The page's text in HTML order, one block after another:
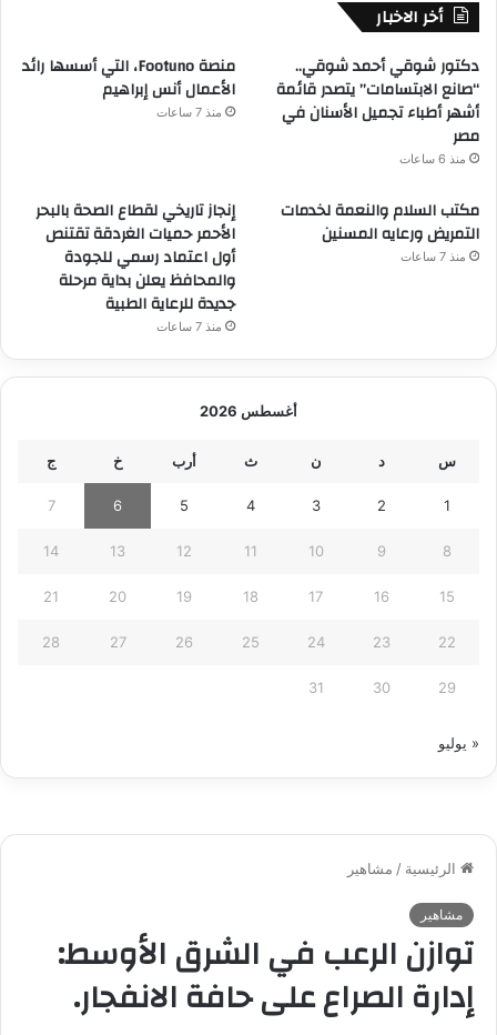
أخر الاخبار
دكتور شوقي أحمد شوقي..
“صانع الابتسامات” يتصدر قائمة
أشهر أطباء تجميل الأسنان في
مصر
منذ 6 ساعات
منصة Footuno، التي أسسها رائد
الأعمال أنس إبراهيم
منذ 7 ساعات
مكتب السلام والنعمة لخدمات
التمريض ورعايه المسنين
منذ 7 ساعات
إنجاز تاريخي لقطاع الصحة بالبحر
الأحمر حميات الغردقة تقتنص
أول اعتماد رسمي للجودة
والمحافظ يعلن بداية مرحلة
جديدة للرعاية الطبية
منذ 7 ساعات
أغسطس 2026
س د ن ث أرب خ ج
1
2
3
4
5
6
7
8
9
10
11
12
13
14
15
16
17
18
19
20
21
22
23
24
25
26
27
28
29
30
31
« يوليو